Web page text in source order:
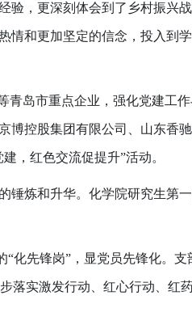
，更深刻体会到了乡村振兴
和更加坚定的信念，投入到
岛市重点企业，强化党建工
控股集团有限公司、山东香
，红色交流促提升”活动。
炼和升华。化学院研究生第
先锋岗”，显党员先锋化。
落实激发行动、红心行动、